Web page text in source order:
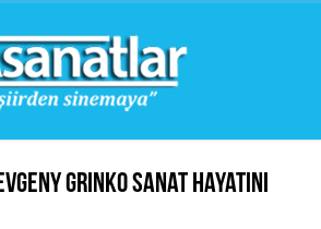
Grinko Sanat Hayatını